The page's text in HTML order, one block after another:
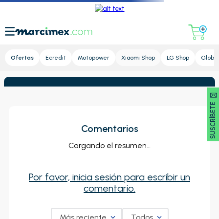
Ofertas Ecredit Motopower Xiaomi Shop LG Shop Global
SUSCRÍBETE 🖂
Comentarios
Cargando el resumen…
Por favor, inicia sesión para escribir un
comentario.